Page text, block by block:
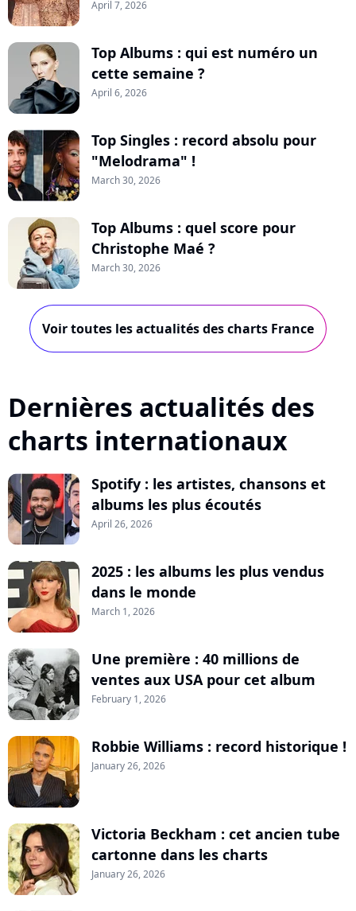
April 7, 2026
Top Albums : qui est numéro un
cette semaine ?
April 6, 2026
Top Singles : record absolu pour
"Melodrama" !
March 30, 2026
Top Albums : quel score pour
Christophe Maé ?
March 30, 2026
Voir toutes les actualités des charts France
Dernières actualités des
charts internationaux
Spotify : les artistes, chansons et
albums les plus écoutés
April 26, 2026
2025 : les albums les plus vendus
dans le monde
March 1, 2026
Une première : 40 millions de
ventes aux USA pour cet album
February 1, 2026
Robbie Williams : record historique !
January 26, 2026
Victoria Beckham : cet ancien tube
cartonne dans les charts
January 26, 2026